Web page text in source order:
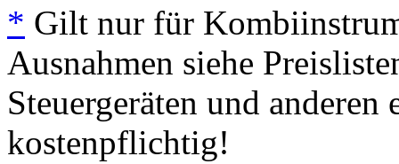
* Gilt nur für
Ausnahmen siehe
Steuergeräten und
kostenpflichtig!